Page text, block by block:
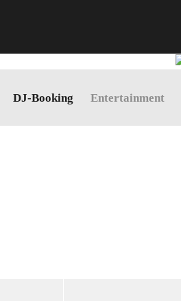
DJ-Booking Entertainment